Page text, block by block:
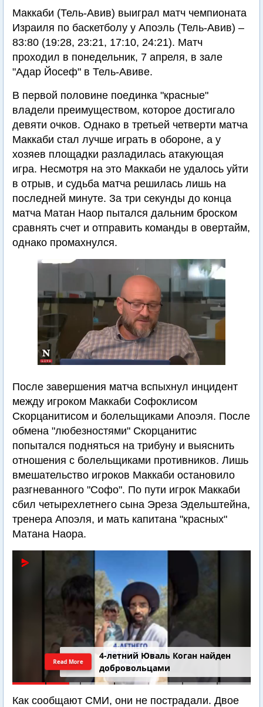
Маккаби (Тель-Авив) выиграл матч чемпионата
Израиля по баскетболу у Апоэль (Тель-Авив) –
83:80 (19:28, 23:21, 17:10, 24:21). Матч
проходил в понедельник, 7 апреля, в зале
"Адар Йосеф" в Тель-Авиве.
В первой половине поединка "красные"
владели преимуществом, которое достигало
девяти очков. Однако в третьей четверти матча
Маккаби стал лучше играть в обороне, а у
хозяев площадки разладилась атакующая
игра. Несмотря на это Маккаби не удалось уйти
в отрыв, и судьба матча решилась лишь на
последней минуте. За три секунды до конца
матча Матан Наор пытался дальним броском
сравнять счет и отправить команды в овертайм,
однако промахнулся.
После завершения матча вспыхнул инцидент
между игроком Маккаби Софоклисом
Скорцанитисом и болельщиками Апоэля. После
обмена "любезностями" Скорцанитис
попытался подняться на трибуну и выяснить
отношения с болельщиками противников. Лишь
вмешательство игроков Маккаби остановило
разгневанного "Софо". По пути игрок Маккаби
сбил четырехлетнего сына Эреза Эдельштейна,
тренера Апоэля, и мать капитана "красных"
Матана Наора.
4-летний Юваль Коган найден
добровольцами
Read More
Как сообщают СМИ, они не пострадали. Двое